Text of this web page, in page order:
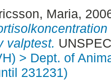
Maria,
valptest.
> Dept. of
231231)